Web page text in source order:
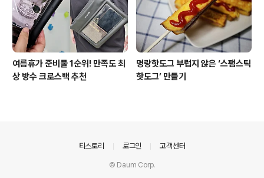
여름휴가 준비물 1순위! 만족도 최
상 방수 크로스백 추천
명랑핫도그 부럽지 않은 ‘스팸스틱
핫도그’ 만들기
티스토리 로그인 고객센터
© Daum Corp.